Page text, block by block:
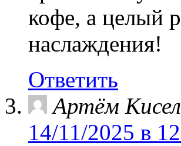
кофе, а целый
наслаждения!
Ответить
Артём
14/11/2025 в